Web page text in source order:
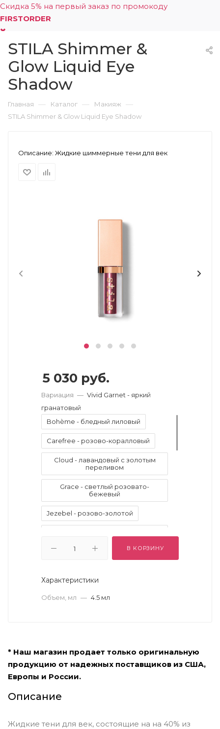
Скидка 5% на первый заказ по промокоду
FIRSTORDER
0
STILA Shimmer &
Glow Liquid Eye
Shadow
Главная — Каталог — Макияж —
STILA Shimmer & Glow Liquid Eye Shadow
Описание: Жидкие шиммерные тени для век
5 030 руб.
Вариация — Vivid Garnet - яркий
гранатовый
Bohème - бледный лиловый
Carefree - розово-коралловый
Cloud - лавандовый с золотым
переливом
Grace - светлый розовато-
бежевый
Jezebel - розово-золотой
розовый
La Douce - тёплый золото-
Pigalle - холодный клюквенный
Vivid Amethyst - яркий
фиолетовый
Vivid Sapphire - яркий тёмно-синий
В КОРЗИНУ
Характеристики
Объем, мл — 4.5 мл
* Наш магазин продает только оригинальную
продукцию от надежных поставщиков из США,
Европы и России.
Описание
Жидкие тени для век, состоящие на на 40% из